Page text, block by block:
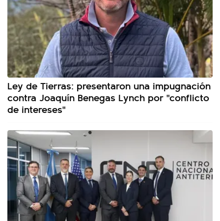
Ley de Tierras: presentaron una impugnación
contra Joaquín Benegas Lynch por "conflicto
de intereses"